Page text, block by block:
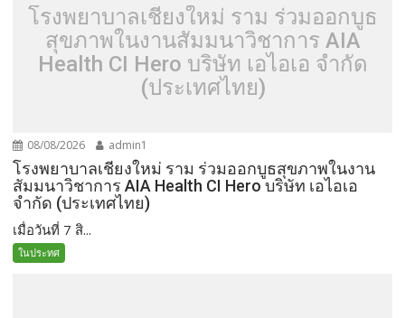
โรงพยาบาลเชียงใหม่ ราม ร่วมออกบูธ
สุขภาพในงานสัมมนาวิชาการ AIA
Health CI Hero บริษัท เอไอเอ จำกัด
(ประเทศไทย)
08/08/2026 admin1
โรงพยาบาลเชียงใหม่ ราม ร่วมออกบูธสุขภาพในงาน
สัมมนาวิชาการ AIA Health CI Hero บริษัท เอไอเอ
จำกัด (ประเทศไทย)
เมื่อวันที่ 7 สิ...
ในประทศ